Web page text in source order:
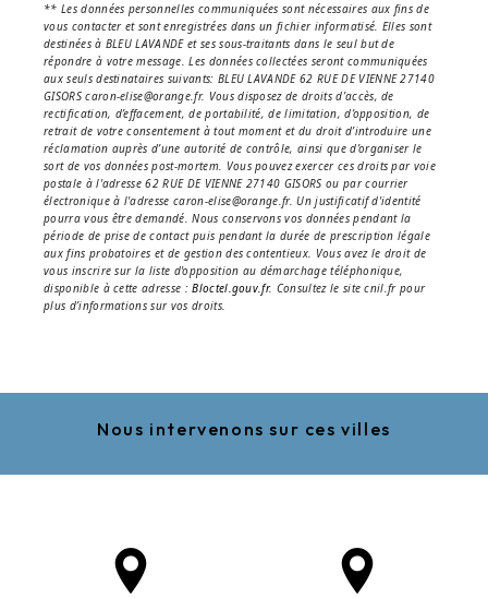
** Les données personnelles communiquées sont nécessaires aux fins de
vous contacter et sont enregistrées dans un fichier informatisé. Elles sont
destinées à BLEU LAVANDE et ses sous-traitants dans le seul but de
répondre à votre message. Les données collectées seront communiquées
aux seuls destinataires suivants: BLEU LAVANDE 62 RUE DE VIENNE 27140
GISORS caron-elise@orange.fr. Vous disposez de droits d’accès, de
rectification, d’effacement, de portabilité, de limitation, d’opposition, de
retrait de votre consentement à tout moment et du droit d’introduire une
réclamation auprès d’une autorité de contrôle, ainsi que d’organiser le
sort de vos données post-mortem. Vous pouvez exercer ces droits par voie
postale à l'adresse 62 RUE DE VIENNE 27140 GISORS ou par courrier
électronique à l'adresse caron-elise@orange.fr. Un justificatif d'identité
pourra vous être demandé. Nous conservons vos données pendant la
période de prise de contact puis pendant la durée de prescription légale
aux fins probatoires et de gestion des contentieux. Vous avez le droit de
vous inscrire sur la liste d'opposition au démarchage téléphonique,
disponible à cette adresse :Bloctel.gouv.fr. Consultez le site cnil.fr pour
plus d’informations sur vos droits.
Nous intervenons sur ces villes